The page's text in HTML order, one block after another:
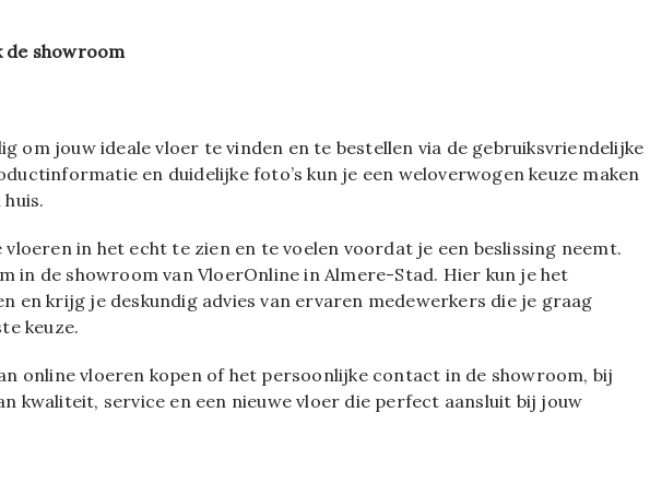
de showroom
om jouw ideale vloer te vinden en te bestellen via de gebruiksvriendelijke
en duidelijke foto’s kun je een weloverwogen keuze maken
in het echt te zien en te voelen voordat je een beslissing neemt.
in de showroom van VloerOnline in Almere-Stad. Hier kun je het
en krijg je deskundig advies van ervaren medewerkers die je graag
keuze.
online vloeren kopen of het persoonlijke contact in de showroom, bij
kwaliteit, service en een nieuwe vloer die perfect aansluit bij jouw